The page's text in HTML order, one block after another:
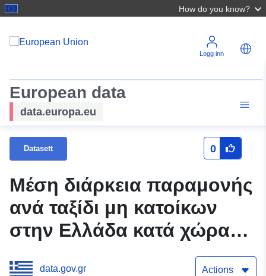
How do you know?
Logg inn
European data
data.europa.eu
Datasett 0
Μέση διάρκεια παραμονής
ανά ταξίδι μη κατοίκων
στην Ελλάδα κατά χώρα
προέλευσης (Ετήσια)
data.gov.gr Actions